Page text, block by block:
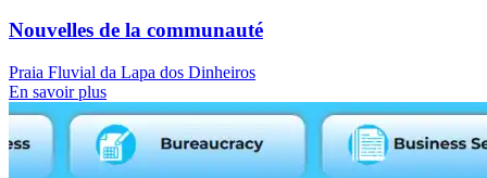
Nouvelles de la communauté
Praia Fluvial da Lapa dos Dinheiros
En savoir plus